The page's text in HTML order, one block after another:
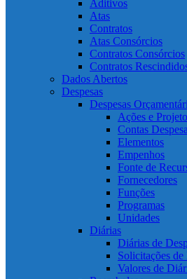
Aditivos
Atas
Contratos
Atas Consórcios
Contratos Consórcios
Contratos
Dados Abertos
Despesas
Despesas
Ações e
Contas
Elementos
Empenhos
Fonte de
Fornecedores
Funções
Programas
Unidades
Diárias
Diárias de
Solicitações
Valores de